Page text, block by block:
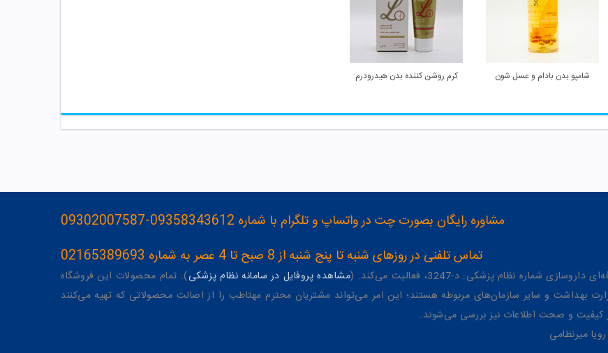
شامپو بدن بادام و عسل شون کرم روشن کننده بدن هیدرودرم
مشاوره رایگان بصورت چت در واتساپ و تلگرام با شماره 09358343612-09302007587
تماس تلفنی در روزهای شنبه تا پنج شنبه از 8 صبح تا 4 عصر به شماره 02165389693
شماره نظام پزشکی: د-3247، فعالیت می‌کند. ( مشاهده پروفایل در سامانه نظام پزشکی). تمام محصولات این فروشگاه
بهداشت و سایر سازمان‌های مربوطه هستند؛ این امر می‌تواند مشتریان محترم مهتاطب را از اصالت محصولاتی که تهیه می‌کنند
کیفیت و صحت اطلاعات نیز بررسی می‌شوند.